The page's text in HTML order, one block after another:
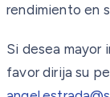
rendimiento en
Si desea mayor
favor dirija su